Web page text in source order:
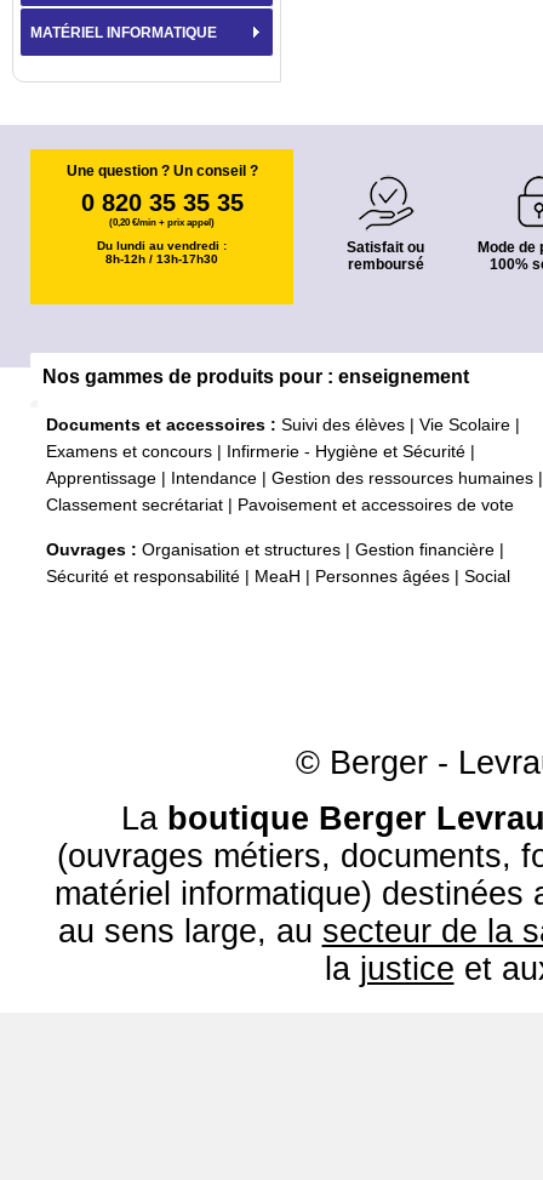
MATÉRIEL INFORMATIQUE
Une question ? Un conseil ?
0 820 35 35 35
(0,20 €/min + prix appel)
Du lundi au vendredi :
8h-12h / 13h-17h30
Satisfait ou
remboursé
Mode de
100%
Nos gammes de produits pour : enseignement
Documents et accessoires : Suivi des élèves Vie Scolaire
Examens et concours
Infirmerie - Hygiène et Sécurité
Apprentissage
Intendance Gestion des ressources humaines
Classement secrétariat
Pavoisement et accessoires de vote
Ouvrages : Organisation et structures Gestion financière
Sécurité et responsabilité
MeaH Personnes âgées Social
© Berger -
La boutique Berger
(ouvrages métiers, documents,
matériel informatique) destinées
au sens large, au secteur de la
la justice et